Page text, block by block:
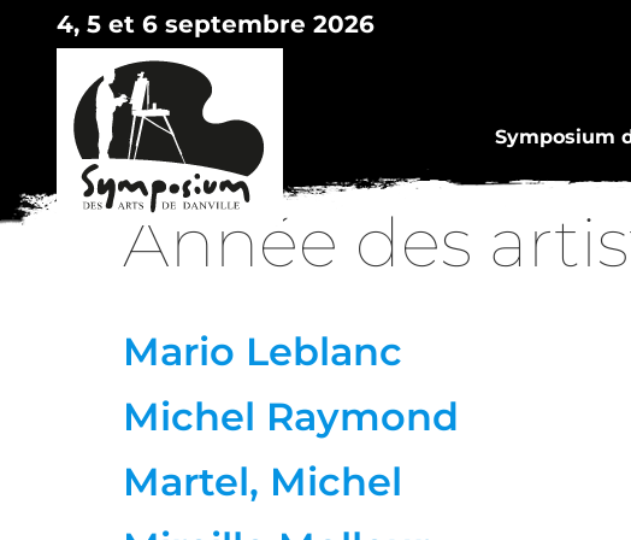
4, 5 et 6 septembre 2026
Symposium
Année des
Mario Leblanc
Michel Raymond
Martel, Michel